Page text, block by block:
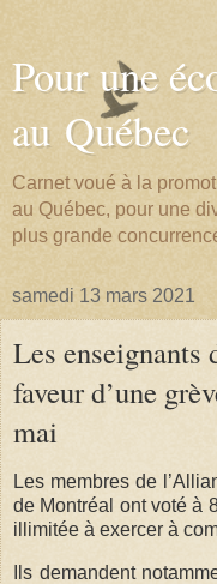
Pour une
au Québec
Carnet voué à la
au Québec, pour une
plus grande
samedi 13 mars 2021
Les enseignants
faveur d’une
mai
Les membres de
de Montréal ont voté à
illimitée à exercer à
Ils demandent